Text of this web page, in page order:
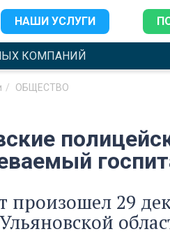
НАШИ УСЛУГИ
КОМПАНИЙ
ОБЩЕСТВО
произошел 29